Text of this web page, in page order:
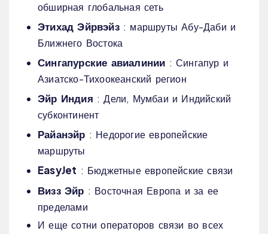
обширная глобальная сеть
Этихад Эйрвэйз: маршруты Абу-Даби и
Ближнего Востока
Сингапурские авиалинии : Сингапур и
Азиатско-Тихоокеанский регион
Эйр Индия : Дели, Мумбаи и Индийский
субконтинент
Райанэйр : Недорогие европейские
маршруты
EasyJet : Бюджетные европейские связи
Визз Эйр : Восточная Европа и за ее
пределами
И еще сотни операторов связи во всех